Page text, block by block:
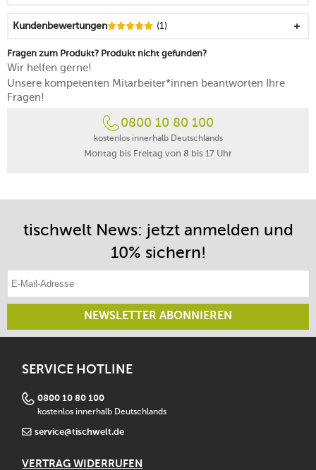
Made in Germany
Kundenbewertungen (1)
Fragen zum Produkt? Produkt nicht gefunden?
Wir helfen gerne!
Unsere kompetenten Mitarbeiter*innen beantworten Ihre
Fragen!
0800 10 80 100
kostenlos innerhalb Deutschlands
Montag bis Freitag von 8 bis 17 Uhr
tischwelt News: jetzt anmelden und
10% sichern!
NEWSLETTER ABONNIEREN
SERVICE HOTLINE
0800 10 80 100
kostenlos innerhalb Deutschlands
service@tischwelt.de
VERTRAG WIDERRUFEN